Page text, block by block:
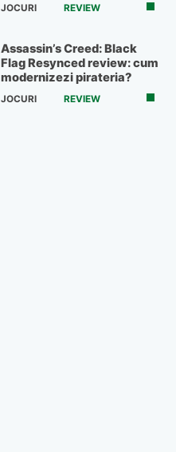
JOCURI REVIEW
Assassin’s Creed: Black
Flag Resynced review: cum
modernizezi pirateria?
JOCURI REVIEW